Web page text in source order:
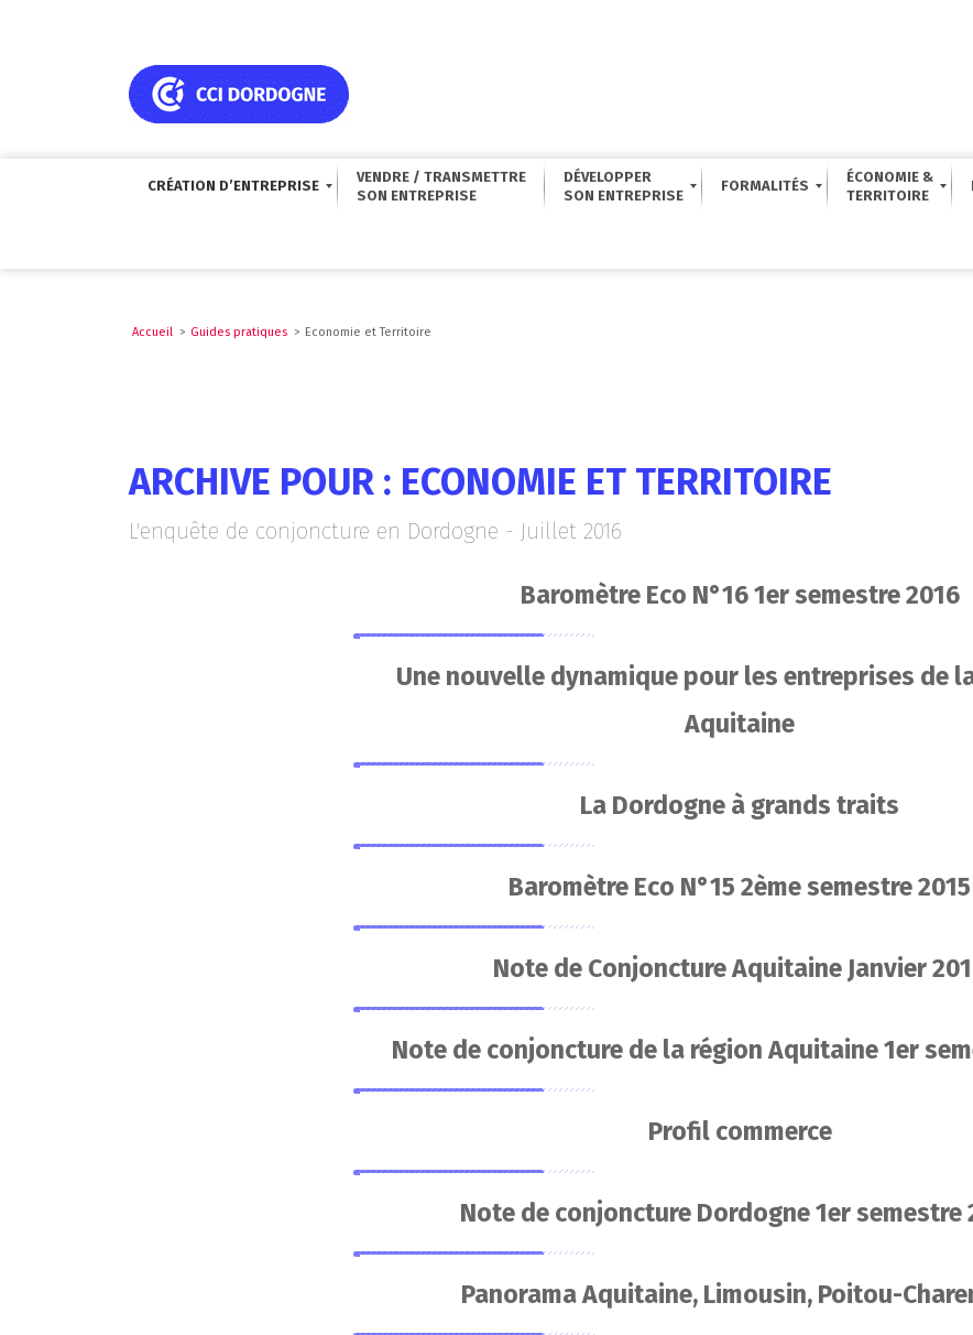
CRÉATION D’ENTREPRISE
VENDRE / TRANSMETTRE
DÉVELOPPER
FORMALITÉS
ÉCONOMIE &
Accueil > Guides pratiques > Economie et Territoire
ARCHIVE POUR : ECONOMIE ET TERRITOIRE
L'enquête de conjoncture en Dordogne - Juillet 2016
Baromètre Eco N°16 1er semestre 2016
Une nouvelle dynamique pour les entreprises de
Aquitaine
La Dordogne à grands traits
Baromètre Eco N°15 2ème semestre 2015
Note de Conjoncture Aquitaine Janvier
Note de conjoncture de la région Aquitaine 1er
Profil commerce
Note de conjoncture Dordogne 1er semestre
Panorama Aquitaine, Limousin, Poitou-